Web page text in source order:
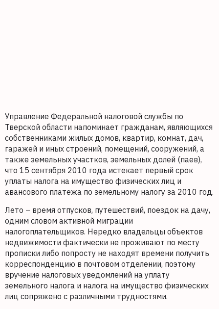
Управление Федеральной налоговой службы по
Тверской области напоминает гражданам, являющихся
собственниками жилых домов, квартир, комнат, дач,
гаражей и иных строений, помещений, сооружений, а
также земельных участков, земельных долей (паев),
что 15 сентября 2010 года истекает первый срок
уплаты налога на имущество физических лиц и
авансового платежа по земельному налогу за 2010 год.
Лето – время отпусков, путешествий, поездок на дачу,
одним словом активной миграции
налогоплательщиков. Нередко владельцы объектов
недвижимости фактически не проживают по месту
прописки либо попросту не находят времени получить
корреспонденцию в почтовом отделении, поэтому
вручение налоговых уведомлений на уплату
земельного налога и налога на имущество физических
лиц сопряжено с различными трудностями.